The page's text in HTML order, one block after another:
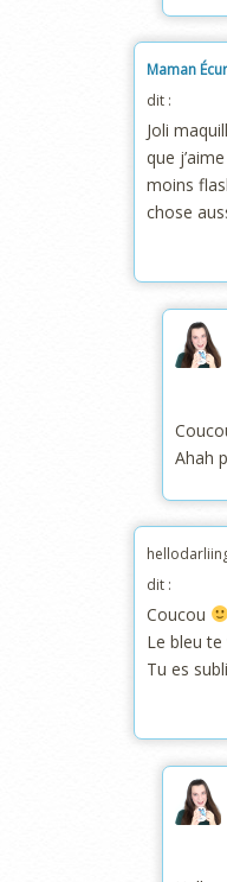
Maman
dit :
Joli
que
moins
chose
Ahah
dit :
Coucou
Le bleu
Tu es